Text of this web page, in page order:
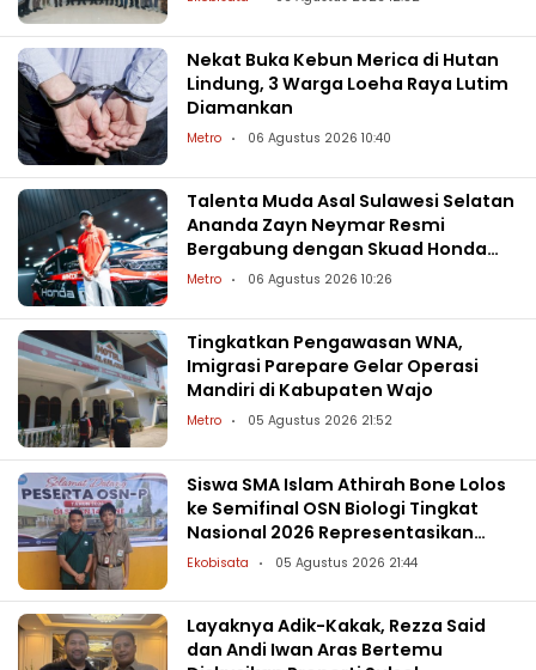
Nekat Buka Kebun Merica di Hutan
Lindung, 3 Warga Loeha Raya Lutim
Diamankan
Metro 06 Agustus 2026 10:40
Talenta Muda Asal Sulawesi Selatan
Ananda Zayn Neymar Resmi
Bergabung dengan Skuad Honda
Racing Indonesia
Metro 06 Agustus 2026 10:26
Tingkatkan Pengawasan WNA,
Imigrasi Parepare Gelar Operasi
Mandiri di Kabupaten Wajo
Metro 05 Agustus 2026 21:52
Siswa SMA Islam Athirah Bone Lolos
ke Semifinal OSN Biologi Tingkat
Nasional 2026 Representasikan
Sulsel
Ekobisata 05 Agustus 2026 21:44
Layaknya Adik-Kakak, Rezza Said
dan Andi Iwan Aras Bertemu